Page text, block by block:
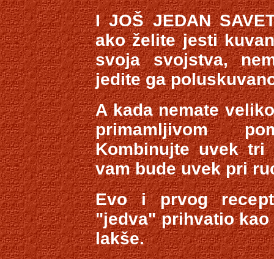
I JOŠ JEDAN
ako želite jesti
svoja svojstva,
jedite ga
A kada nemate
primamljivom
Kombinujte uvek
vam bude uvek pri
Evo i prvog
"jedva" prihvatio
lakše.